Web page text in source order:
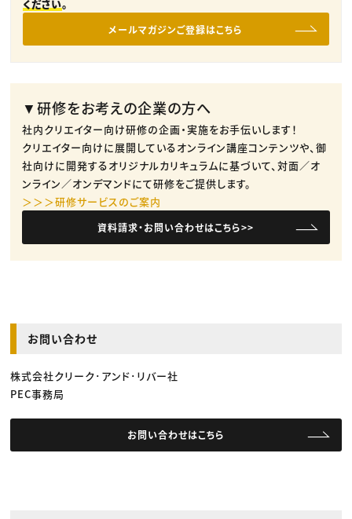
ください。
メールマガジンご登録はこちら
▼研修をお考えの企業の方へ
社内クリエイター向け研修の企画・実施をお手伝いします！
クリエイター向けに展開しているオンライン講座コンテンツや、御
社向けに開発するオリジナルカリキュラムに基づいて、対面／オ
ンライン／オンデマンドにて研修をご提供します。
＞＞＞研修サービスのご案内
資料請求・お問い合わせはこちら>>
お問い合わせ
株式会社クリーク･アンド･リバー社
PEC事務局
お問い合わせはこちら